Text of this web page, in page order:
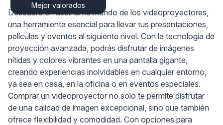
Mejor valorados
Descubre el fascinante mundo de los videoproyectores,
una herramienta esencial para llevar tus presentaciones,
películas y eventos al siguiente nivel. Con la tecnología de
proyección avanzada, podrás disfrutar de imágenes
nítidas y colores vibrantes en una pantalla gigante,
creando experiencias inolvidables en cualquier entorno,
ya sea en casa, en la oficina o en eventos especiales.
Comprar un videoproyector no solo te permite disfrutar
de una calidad de imagen excepcional, sino que también
ofrece flexibilidad y comodidad. Con opciones para